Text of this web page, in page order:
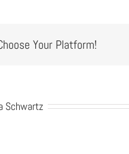
Your Platform!
Schwartz